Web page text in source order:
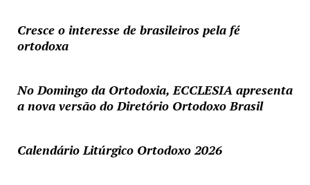
Cresce o interesse de brasileiros pela fé
ortodoxa
No Domingo da Ortodoxia, ECCLESIA apresenta
a nova versão do Diretório Ortodoxo Brasil
Calendário Litúrgico Ortodoxo 2026